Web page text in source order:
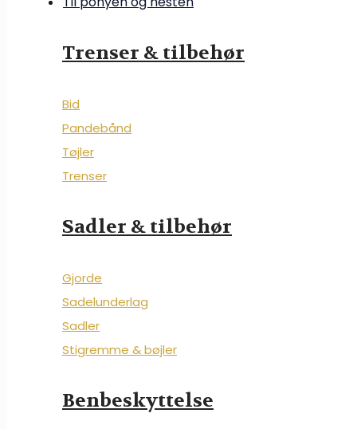
Trenser & tilbehør
Bid
Pandebånd
Tøjler
Trenser
Sadler & tilbehør
Gjorde
Sadelunderlag
Sadler
Stigremme & bøjler
Benbeskyttelse